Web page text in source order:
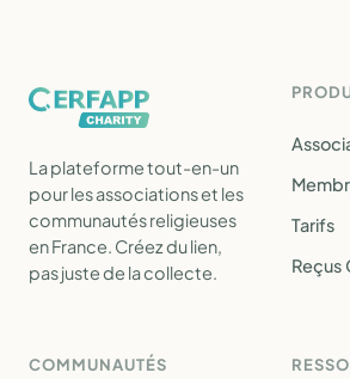
La plateforme tout-en-un
pour les associations et les
communautés religieuses
en France. Créez du lien,
pas juste de la collecte.
Tarifs
Reçus
COMMUNAUTÉS